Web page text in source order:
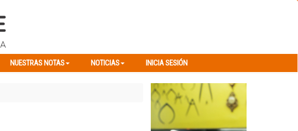
NUESTRAS NOTAS NOTICIAS INICIA SESIÓN